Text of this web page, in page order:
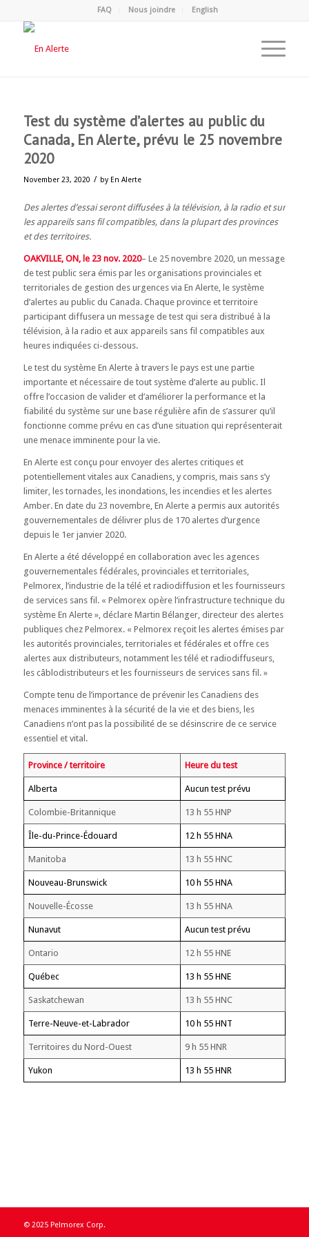
FAQ Nous joindre English
Test du système d’alertes au public du
Canada, En Alerte, prévu le 25 novembre
2020
November 23, 2020 / by En Alerte
Des alertes d’essai seront diffusées à la télévision, à la radio et sur
les appareils sans fil compatibles, dans la plupart des provinces
et des territoires.
OAKVILLE, ON, le 23 nov. 2020– Le 25 novembre 2020, un message
de test public sera émis par les organisations provinciales et
territoriales de gestion des urgences via En Alerte, le système
d’alertes au public du Canada. Chaque province et territoire
participant diffusera un message de test qui sera distribué à la
télévision, à la radio et aux appareils sans fil compatibles aux
heures indiquées ci-dessous.
Le test du système En Alerte à travers le pays est une partie
importante et nécessaire de tout système d’alerte au public. Il
offre l’occasion de valider et d’améliorer la performance et la
fiabilité du système sur une base régulière afin de s’assurer qu’il
fonctionne comme prévu en cas d’une situation qui représenterait
une menace imminente pour la vie.
En Alerte est conçu pour envoyer des alertes critiques et
potentiellement vitales aux Canadiens, y compris, mais sans s’y
limiter, les tornades, les inondations, les incendies et les alertes
Amber. En date du 23 novembre, En Alerte a permis aux autorités
gouvernementales de délivrer plus de 170 alertes d’urgence
depuis le 1er janvier 2020.
En Alerte a été développé en collaboration avec les agences
gouvernementales fédérales, provinciales et territoriales,
Pelmorex, l’industrie de la télé et radiodiffusion et les fournisseurs
de services sans fil. « Pelmorex opère l’infrastructure technique du
système En Alerte », déclare Martin Bélanger, directeur des alertes
publiques chez Pelmorex. « Pelmorex reçoit les alertes émises par
les autorités provinciales, territoriales et fédérales et offre ces
alertes aux distributeurs, notamment les télé et radiodiffuseurs,
les câblodistributeurs et les fournisseurs de services sans fil. »
Compte tenu de l’importance de prévenir les Canadiens des
menaces imminentes à la sécurité de la vie et des biens, les
Canadiens n’ont pas la possibilité de se désinscrire de ce service
essentiel et vital.
Province / territoire Heure du test
Alberta Aucun test prévu
Colombie-Britannique 13 h 55 HNP
Île-du-Prince-Édouard 12 h 55 HNA
Manitoba 13 h 55 HNC
Nouveau-Brunswick 10 h 55 HNA
Nouvelle-Écosse 13 h 55 HNA
Nunavut Aucun test prévu
Ontario 12 h 55 HNE
Québec 13 h 55 HNE
Saskatchewan 13 h 55 HNC
Terre-Neuve-et-Labrador 10 h 55 HNT
Territoires du Nord-Ouest 9 h 55 HNR
Yukon 13 h 55 HNR
© 2025 Pelmorex Corp.